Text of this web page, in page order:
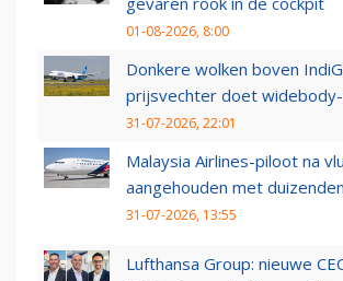
01-08-2026, 8:00
Donkere wolken boven
prijsvechter doet
31-07-2026, 22:01
Malaysia Airlines-piloot na
aangehouden met
31-07-2026, 13:55
Lufthansa Group: nieuwe